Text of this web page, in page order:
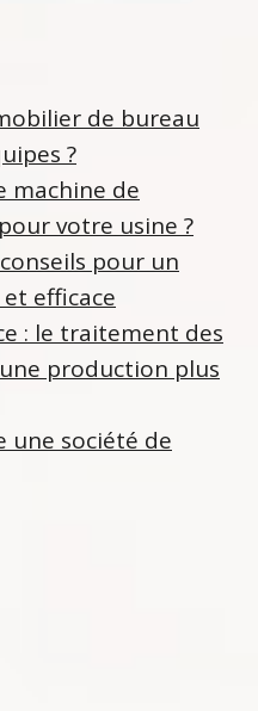
de bureau
?
machine de
votre usine ?
pour un
efficace
: le traitement des
production plus
une société de